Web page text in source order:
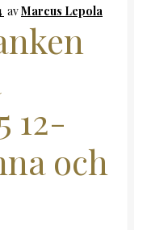
avMarcus Lepola
12-
och